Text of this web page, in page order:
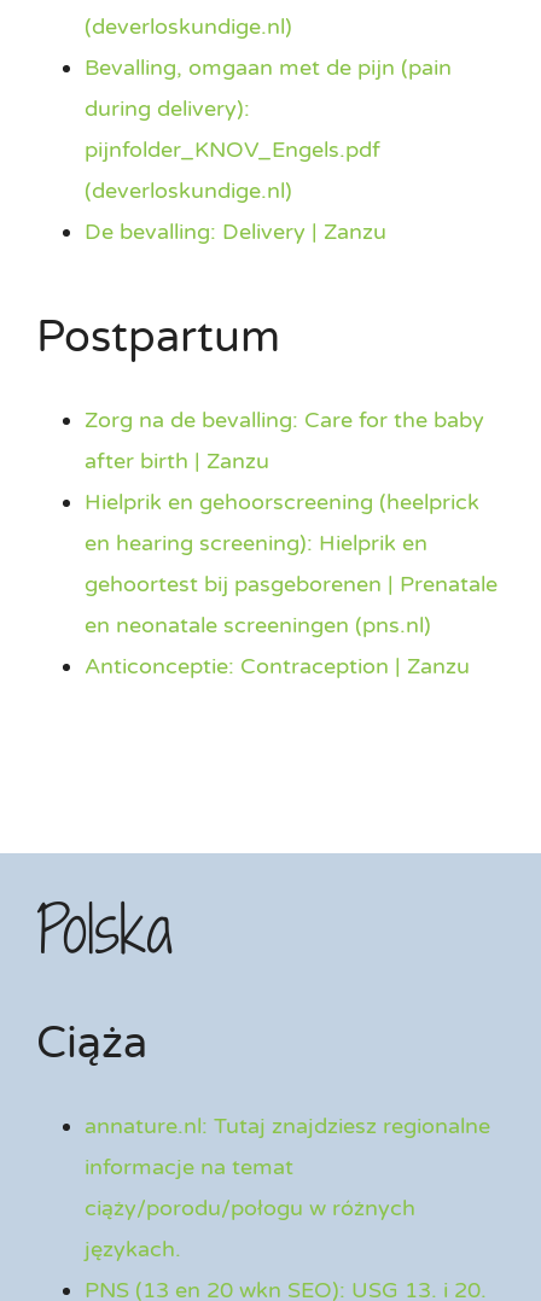
(deverloskundige.nl)
Bevalling, omgaan met de pijn (pain
during delivery):
pijnfolder_KNOV_Engels.pdf
(deverloskundige.nl)
De bevalling: Delivery | Zanzu
Postpartum
Zorg na de bevalling: Care for the baby
after birth | Zanzu
Hielprik en gehoorscreening (heelprick
en hearing screening): Hielprik en
gehoortest bij pasgeborenen | Prenatale
en neonatale screeningen (pns.nl)
Anticonceptie: Contraception | Zanzu
Polska
Ciąża
annature.nl: Tutaj znajdziesz regionalne
informacje na temat
ciąży/porodu/połogu w różnych
językach.
PNS (13 en 20 wkn SEO): USG 13. i 20.